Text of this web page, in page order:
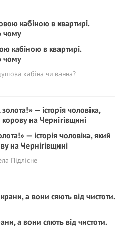
кабіною в квартирі.
чому
кабіна чи ванна?
— історія чоловіка, який
на Чернігівщині
Підлісне
а вони сяють від чистоти.